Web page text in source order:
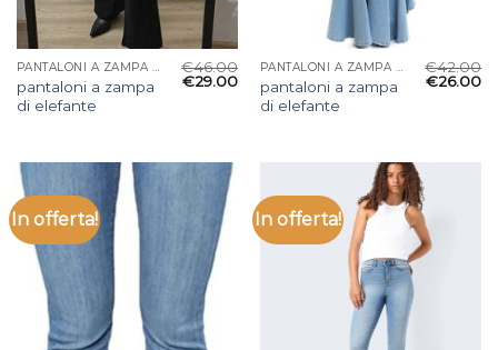
PANTALONI A ZAMPA DI ELEFANTE
pantaloni a zampa
di elefante
€46.00
€29.00
PANTALONI A ZAMPA DI ELEFANTE
pantaloni a zampa
di elefante
€42.00
€26.00
In offerta! In offerta!